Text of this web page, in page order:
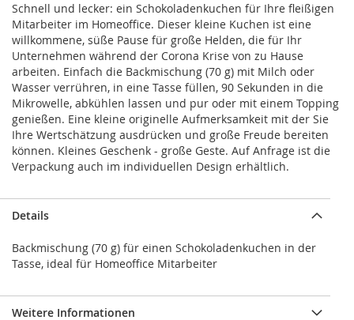
Schnell und lecker: ein Schokoladenkuchen für Ihre fleißigen
Mitarbeiter im Homeoffice. Dieser kleine Kuchen ist eine
willkommene, süße Pause für große Helden, die für Ihr
Unternehmen während der Corona Krise von zu Hause
arbeiten. Einfach die Backmischung (70 g) mit Milch oder
Wasser verrühren, in eine Tasse füllen, 90 Sekunden in die
Mikrowelle, abkühlen lassen und pur oder mit einem Topping
genießen. Eine kleine originelle Aufmerksamkeit mit der Sie
Ihre Wertschätzung ausdrücken und große Freude bereiten
können. Kleines Geschenk - große Geste. Auf Anfrage ist die
Verpackung auch im individuellen Design erhältlich.
Details
Backmischung (70 g) für einen Schokoladenkuchen in der
Tasse, ideal für Homeoffice Mitarbeiter
Weitere Informationen